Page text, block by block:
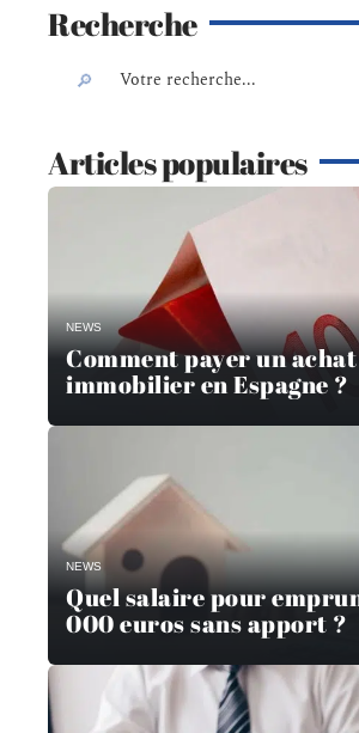
Recherche
Articles populaires
NEWS
Comment payer un achat
immobilier en Espagne ?
NEWS
Quel salaire pour
000 euros sans apport ?